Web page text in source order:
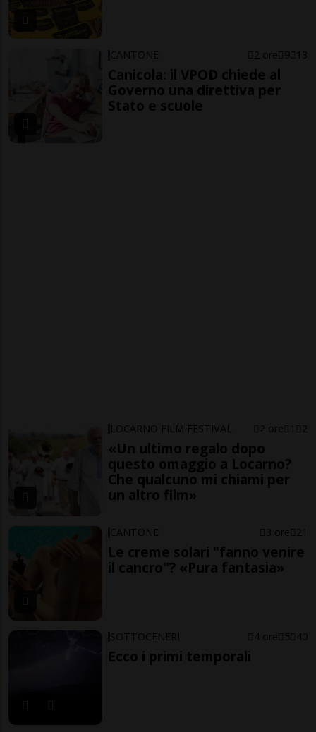
CANTONE 2 ore 9 13
Canicola: il VPOD chiede al
Governo una direttiva per
Stato e scuole
LOCARNO FILM FESTIVAL 2 ore 1 2
«Un ultimo regalo dopo
questo omaggio a Locarno?
Che qualcuno mi chiami per
un altro film»
CANTONE 3 ore 21
Le creme solari "fanno venire
il cancro"? «Pura fantasia»
SOTTOCENERI 4 ore 5 40
Ecco i primi temporali